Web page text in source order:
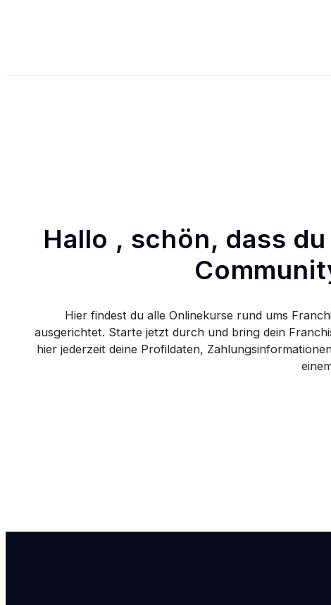
Hallo , schön, dass
Hier findest du alle Onlinekurse rund ums
ausgerichtet. Starte jetzt durch und bring dein
hier jederzeit deine Profildaten,